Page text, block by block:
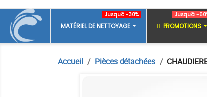
MATÉRIEL DE NETTOYAGE
Jusqu'à -30%
PROMOTIONS
Jusqu'à -
Accueil Pièces détachées